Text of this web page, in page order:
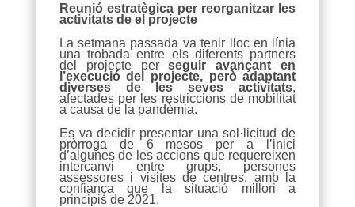
Reunió estratègica per reorganitzar les
activitats de el projecte
La setmana passada va tenir lloc en línia
una trobada entre els diferents partners
del projecte perseguir avançant en
l’execució del projecte, però adaptant
diverses de les seves activitats,
afectades per les restriccions de mobilitat
a causa de la pandèmia.
Es va decidir presentar una sol·licitud de
pròrroga de 6 mesos per a l’inici
d’algunes de les accions que requereixen
intercanvi entre grups, persones
assessores i visites de centres, amb la
confiança que la situació millori a
principis de 2021.